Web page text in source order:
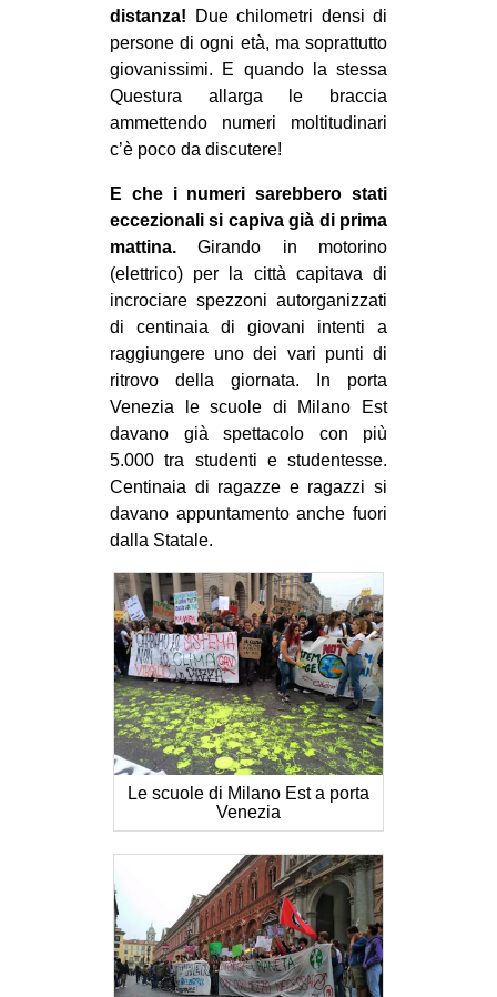
DIRITTO ALL’ABITARE
GENERI
MIGRAZIONI
PRECARIATO
CULTURE
ARTE
CINEMA
MUSICA
RECENSIONI
INTERNAZIONALE
AFRICA
ESTREMO ORIENTE
EUROPA
MEDIO ORIENTE
MONDO
EVENTI
in
Fb
tw
bsky
distanza! Due chilometri densi di
persone di ogni età, ma soprattutto
giovanissimi. E quando la stessa
Questura allarga le braccia
ammettendo numeri moltitudinari
c’è poco da discutere!
E che i numeri sarebbero stati
eccezionali si capiva già di prima
mattina. Girando in motorino
(elettrico) per la città capitava di
incrociare spezzoni autorganizzati
di centinaia di giovani intenti a
raggiungere uno dei vari punti di
ritrovo della giornata. In porta
Venezia le scuole di Milano Est
davano già spettacolo con più
5.000 tra studenti e studentesse.
Centinaia di ragazze e ragazzi si
davano appuntamento anche fuori
dalla Statale.
Le scuole di Milano Est a porta
Venezia